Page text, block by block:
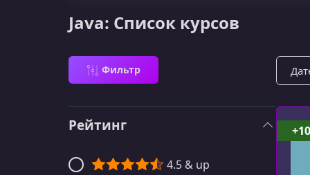
Java: Список курсов
Фильтр
Рейтинг
4.5 & up
+10